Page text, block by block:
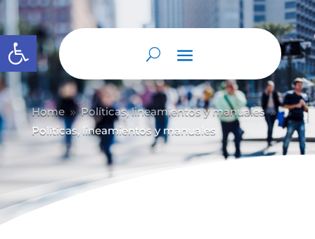
Abrir barra de herramientas
Home 9 Políticas, lineamientos y manuales 9
Políticas, lineamientos y manuales